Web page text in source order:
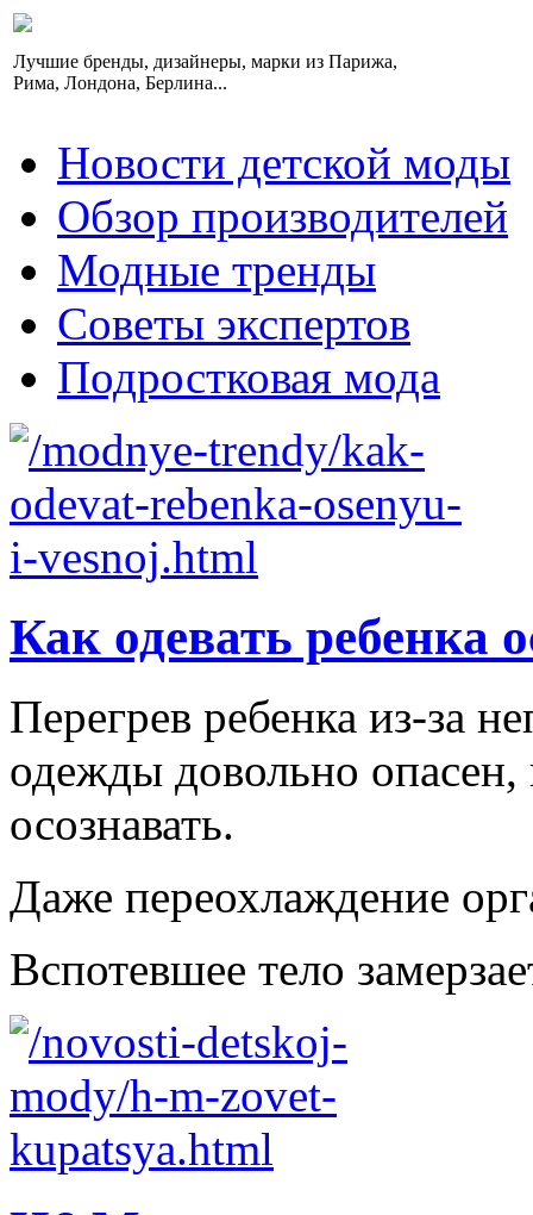
Лучшие бренды, дизайнеры, марки из Парижа,
Рима, Лондона, Берлина...
Новости детской моды
Обзор производителей
Модные тренды
Советы экспертов
Подростковая мода
Как одевать ребенка
Перегрев ребенка из-за
одежды довольно
осознавать.
Даже переохлаждение
Вспотевшее тело